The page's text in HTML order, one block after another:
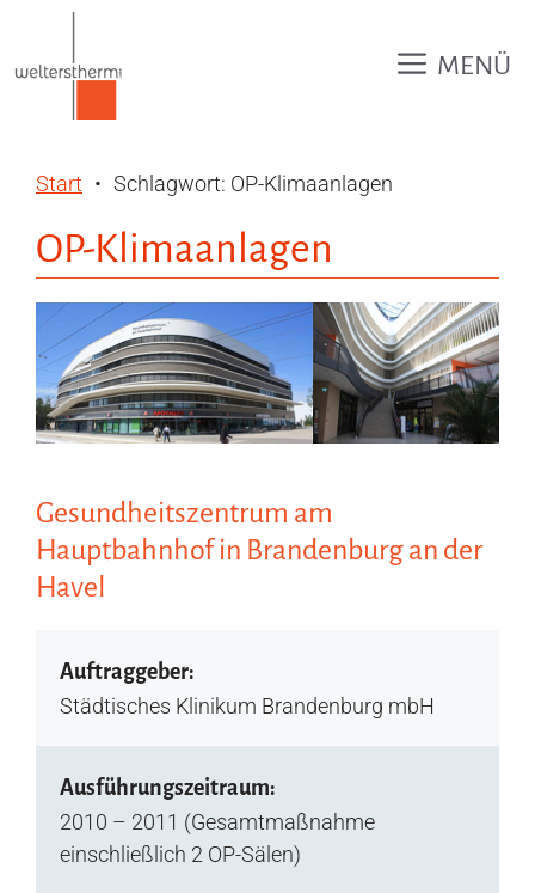
springen
MENÜ
Start Schlagwort: OP-Klimaanlagen
OP-Klimaanlagen
Gesundheitszentrum am
Hauptbahnhof in Brandenburg an der
Havel
Auftraggeber:
Städtisches Klinikum Brandenburg mbH
Ausführungszeitraum:
2010 – 2011 (Gesamtmaßnahme
einschließlich 2 OP-Sälen)